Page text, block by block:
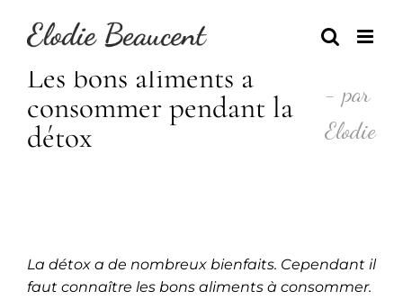
Les bons aliments a
consommer pendant la
détox
- par
Elodie
La détox a de nombreux bienfaits. Cependant il
faut connaître les bons aliments à consommer.